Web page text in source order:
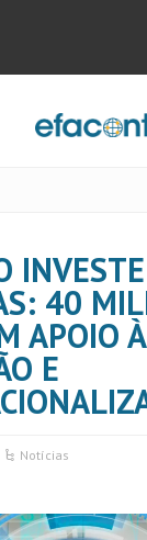
40
APOIO À
E
Notícias